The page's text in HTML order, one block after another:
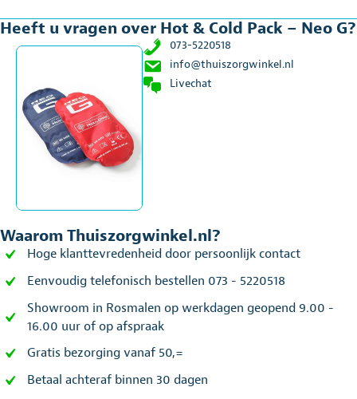
Heeft u vragen over Hot & Cold Pack – Neo G?
073-5220518
info@thuiszorgwinkel.nl
Livechat
Waarom Thuiszorgwinkel.nl?
Hoge klanttevredenheid door persoonlijk contact
Eenvoudig telefonisch bestellen 073 - 5220518
Showroom in Rosmalen op werkdagen geopend 9.00 -
16.00 uur of op afspraak
Gratis bezorging vanaf 50,=
Betaal achteraf binnen 30 dagen